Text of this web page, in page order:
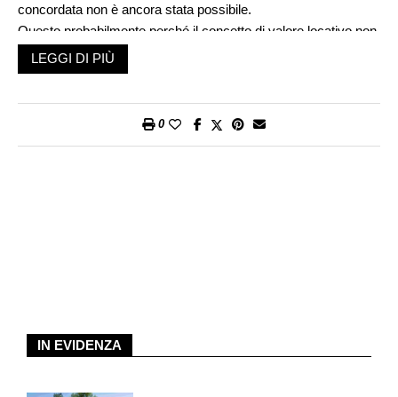
concordata non è ancora stata possibile.
Questo probabilmente perché il concetto di valore locativo non
è così negativo come si vuol far credere. Intanto perché rende
possibile la deduzione degli interessi sul debito ipotecario e
trattamento fra proprietari e inquilini, nonché il finanziamento in
campo fiscale.
Consiglio degli Stati e del Consiglio Nazionale hanno accettato
LEGGI DI PIÙ
0
IN EVIDENZA